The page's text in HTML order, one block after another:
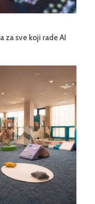
za sve koji rade AI